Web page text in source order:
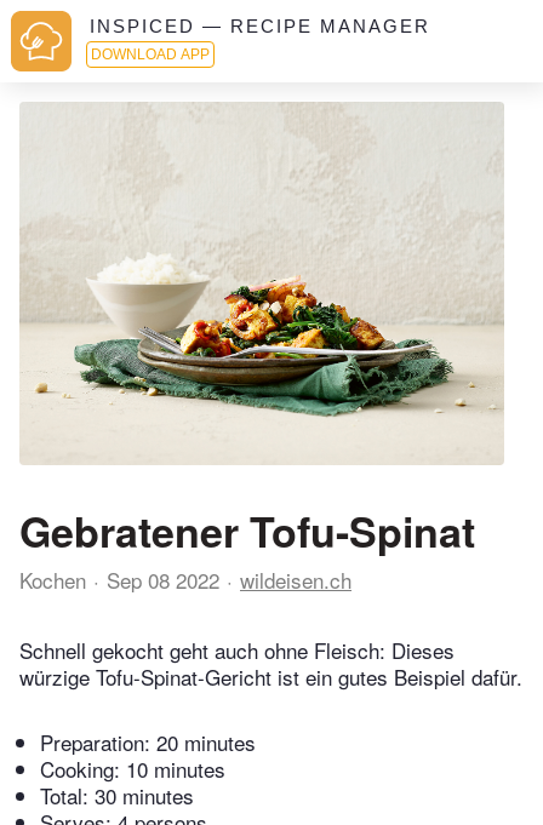
INSPICED — RECIPE MANAGER
DOWNLOAD APP
Gebratener Tofu-Spinat
Kochen Sep 08 2022 wildeisen.ch
Schnell gekocht geht auch ohne Fleisch: Dieses
würzige Tofu-Spinat-Gericht ist ein gutes Beispiel dafür.
Preparation: 20 minutes
Cooking: 10 minutes
Total: 30 minutes